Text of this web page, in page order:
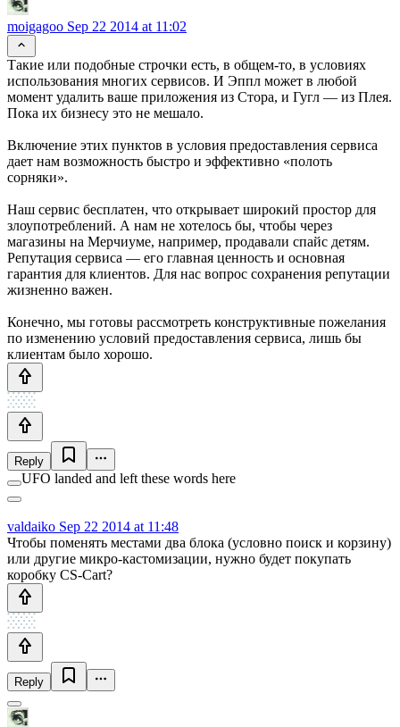
moigagoo Sep 22 2014 at 11:02
Такие или подобные строчки есть, в общем-то, в условиях
использования многих сервисов. И Эппл может в любой
момент удалить ваше приложения из Стора, и Гугл — из Плея.
Пока их бизнесу это не мешало.
Включение этих пунктов в условия предоставления сервиса
дает нам возможность быстро и эффективно «полоть
сорняки».
Наш сервис бесплатен, что открывает широкий простор для
злоупотреблений. А нам не хотелось бы, чтобы через
магазины на Мерчиуме, например, продавали спайс детям.
Репутация сервиса — его главная ценность и основная
гарантия для клиентов. Для нас вопрос сохранения репутации
жизненно важен.
Конечно, мы готовы рассмотреть конструктивные пожелания
по изменению условий предоставления сервиса, лишь бы
клиентам было хорошо.
Reply
UFO landed and left these words here
valdaiko Sep 22 2014 at 11:48
Чтобы поменять местами два блока (условно поиск и корзину)
или другие микро-кастомизации, нужно будет покупать
коробку CS-Cart?
Reply